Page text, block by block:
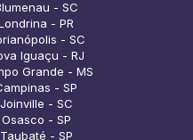
- SC
- PR
- SC
Iguaçu - RJ
Grande - MS
- SP
- SC
- SP
- SP